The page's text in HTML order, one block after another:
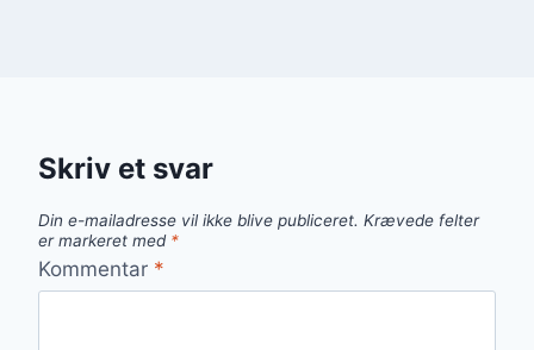
Skriv et svar
Din e-mailadresse vil ikke blive publiceret. Krævede felter
er markeret med *
Kommentar *